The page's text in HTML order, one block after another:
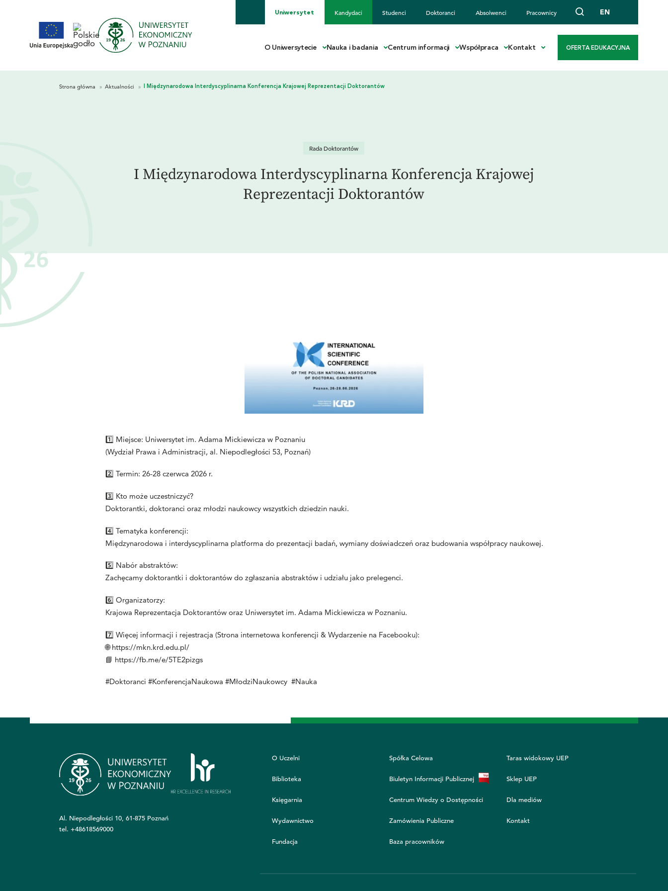
Uniwersytet Kandydaci Studenci Doktoranci Absolwenci Pracownicy EN
O Uniwersytecie Nauka i badania Centrum informacji Współpraca Kontakt OFERTA EDUKACYJNA
Rada Doktorantów
I Międzynarodowa Interdyscyplinarna Konferencja Krajowej
Reprezentacji Doktorantów
1️⃣ Miejsce: Uniwersytet im. Adama Mickiewicza w Poznaniu
(Wydział Prawa i Administracji,al. Niepodległości 53, Poznań)
2️⃣ Termin: 26-28 czerwca 2026 r.
3️⃣ Kto może uczestniczyć?
Doktorantki, doktoranci oraz młodzi naukowcy wszystkich dziedzin nauki.
4️⃣ Tematyka konferencji:
Międzynarodowa i interdyscyplinarna platforma do prezentacji badań, wymiany doświadczeń oraz budowania współpracy naukowej.
5️⃣ Nabór abstraktów:
Zachęcamy doktorantki i doktorantów do zgłaszania abstraktów i udziału jako prelegenci.
6️⃣ Organizatorzy:
Krajowa Reprezentacja Doktorantów oraz Uniwersytet im. Adama Mickiewicza w Poznaniu.
7️⃣ Więcej informacji i rejestracja (Strona internetowa konferencji &Wydarzenie na Facebooku):
🌐https://mkn.krd.edu.pl/
📘 https://fb.me/e/5TE2pizgs
#Doktoranci #KonferencjaNaukowa #MłodziNaukowcy #Nauka
Al. Niepodległości 10, 61-875 Poznań
tel.+48618569000
O Uczelni
Biblioteka
Księgarnia
Wydawnictwo
Fundacja
Spółka Celowa
Biuletyn Informacji Publicznej
Centrum Wiedzy o Dostępności
Zamówienia Publiczne
Baza pracowników
Taras widokowy UEP
Sklep UEP
Dla mediów
Kontakt